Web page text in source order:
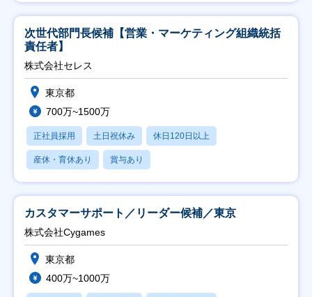
次世代部門長候補【営業・マーケティング組織統括
責任者】
株式会社セレス
東京都
700万~1500万
正社員採用 土日祝休み 休日120日以上
産休・育休あり 賞与あり
カスタマーサポート／リーダー候補／東京
株式会社Cygames
東京都
400万~1000万